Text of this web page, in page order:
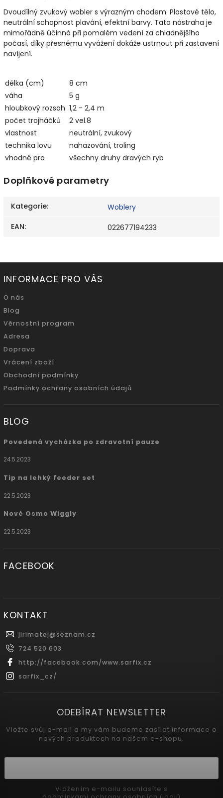
Dvoudílný zvukový wobler s výrazným chodem. Plastové tělo,
neutrální schopnost plavání, efektní barvy. Tato nástraha je
mimořádně účinná při pomalém vedení za chladnějšího
počasí, díky přesnému vyvážení dokáže ustrnout při zastavení
navíjení.
délka (cm)
8 cm
váha
5 g
hloubkový rozsah 1,2 - 2,4 m
počet trojháčků
2 vel.8
vlastnost
neutrální, zvukový
technika lovu
nahazování, troling
vhodné pro
všechny druhy dravých ryb
Doplňkové parametry
Kategorie:
Woblery
EAN: 022677194233
INFORMACE PRO VÁS
O nás
Blog
Věrnostní program
Adresa
Doprava
Vrácení zboží
Obchodní podmínky
Podmínky ochrany osobních údajů
BLOG
Povedená vycházka po zdravotní pauze
24.5.2023
Tip na lehký feeder set
22.5.2023
Nové Osmo Wiggly
22.5.2023
FACEBOOK
KONTAKT
jirimatej@seznam.cz
724 520 603
http://facebook.com/www.sarfix.cz
sarfix_cz/
ODEBÍRAT NEWSLETTER
Vložte svůj e-mail a my vám budeme zasílat informace o
nových produktech na našem e-shopu.